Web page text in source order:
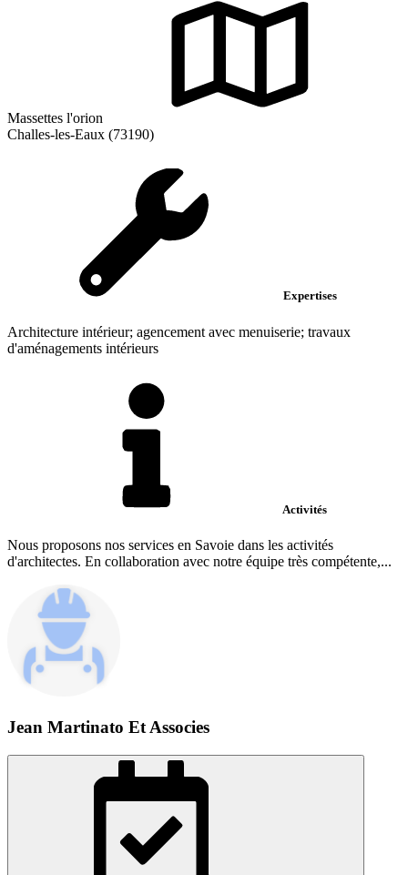
Massettes l'orion
Challes-les-Eaux (73190)
Expertises
Architecture intérieur; agencement avec menuiserie; travaux
d'aménagements intérieurs
Activités
Nous proposons nos services en Savoie dans les activités
d'architectes. En collaboration avec notre équipe très compétente,...
Jean Martinato Et Associes